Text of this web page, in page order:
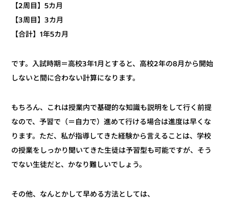
【2周目】5カ月
【3周目】3カ月
【合計】1年5カ月
です。入試時期＝高校3年1月とすると、高校2年の8月から開始
しないと間に合わない計算になります。
もちろん、これは授業内で基礎的な知識も説明をして行く前提
なので、予習で（＝自力で）進めて行ける場合は進度は早くな
ります。ただ、私が指導してきた経験から言えることは、学校
の授業をしっかり聞いてきた生徒は予習型も可能ですが、そう
でない生徒だと、かなり難しいでしょう。
その他、なんとかして早める方法としては、